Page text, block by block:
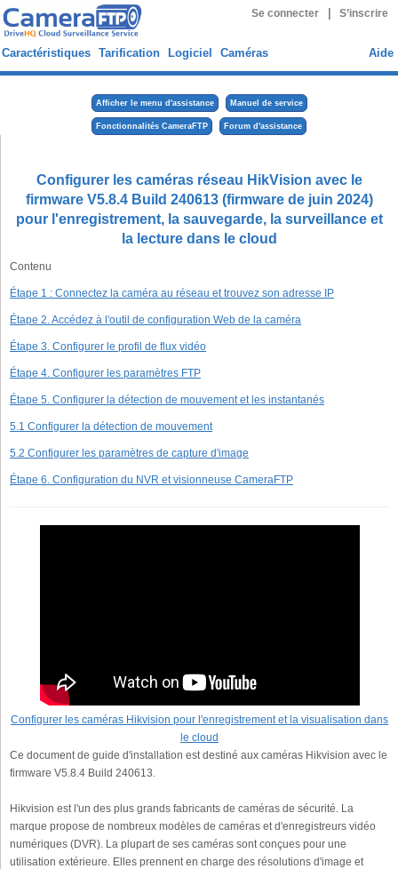
Se connecter S’inscrire
Caractéristiques Tarification Logiciel Caméras Aide
Afficher le menu d'assistance Manuel de service
Fonctionnalités CameraFTP Forum d'assistance
Configurer les caméras réseau HikVision avec le
firmware V5.8.4 Build 240613 (firmware de juin 2024)
pour l'enregistrement, la sauvegarde, la surveillance et
la lecture dans le cloud
Contenu
Étape 1 : Connectez la caméra au réseau et trouvez son adresse IP
Étape 2. Accédez à l'outil de configuration Web de la caméra
Étape 3. Configurer le profil de flux vidéo
Étape 4. Configurer les paramètres FTP
Étape 5. Configurer la détection de mouvement et les instantanés
5.1 Configurer la détection de mouvement
5.2 Configurer les paramètres de capture d'image
Étape 6. Configuration du NVR et visionneuse CameraFTP
Configurer les caméras Hikvision pour l'enregistrement et la visualisation dans
le cloud
Ce document de guide d'installation est destiné aux caméras Hikvision avec le
firmware V5.8.4 Build 240613.
Hikvision est l'un des plus grands fabricants de caméras de sécurité. La
marque propose de nombreux modèles de caméras et d'enregistreurs vidéo
numériques (DVR). La plupart de ses caméras sont conçues pour une
utilisation extérieure. Elles prennent en charge des résolutions d'image et